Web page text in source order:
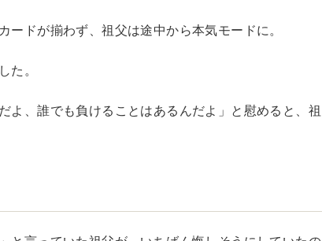
ドが揃わず、祖父は途中から本気モードに。
た。
よ、誰でも負けることはあるんだよ」と慰めると、祖